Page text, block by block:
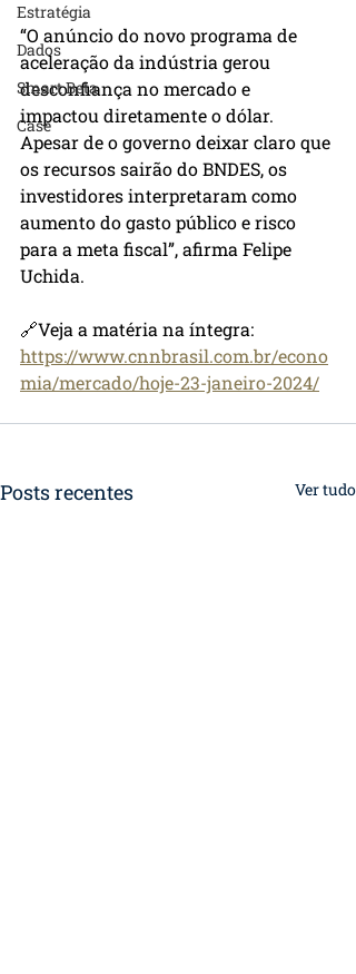
Estratégia
Dados
Smart Beta
Case
“O anúncio do novo programa de
aceleração da indústria gerou
desconfiança no mercado e
impactou diretamente o dólar.
Apesar de o governo deixar claro que
os recursos sairão do BNDES, os
investidores interpretaram como
aumento do gasto público e risco
para a meta fiscal”, afirma Felipe
Uchida.
🔗Veja a matéria na íntegra:
https://www.cnnbrasil.com.br/econo
mia/mercado/hoje-23-janeiro-2024/
Posts recentes Ver tudo